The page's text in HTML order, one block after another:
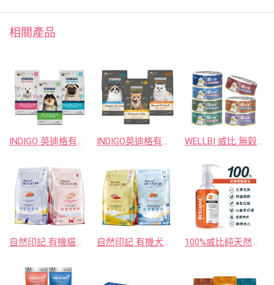
相關產品
INDIGO 英迪格有機犬糧 INDIGO英迪格有機貓糧 WELLBI 威比 無穀佐食貓罐
自然印記 有機貓糧 雞肉/鮭魚 自然印記 有機犬糧 鴨肉/鮭魚 100%威比純天然挪威鮭魚油